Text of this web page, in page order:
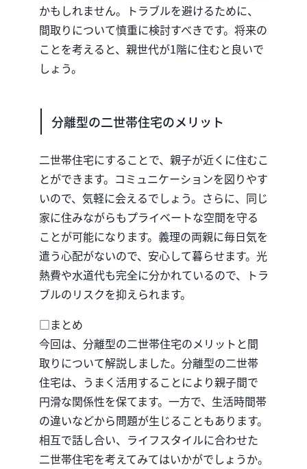
かもしれません。トラブルを避けるために、
間取りについて慎重に検討すべきです。将来の
ことを考えると、親世代が1階に住むと良いで
しょう。
分離型の二世帯住宅のメリット
二世帯住宅にすることで、親子が近くに住むこ
とができます。コミュニケーションを図りやす
いので、気軽に会えるでしょう。さらに、同じ
家に住みながらもプライベートな空間を守る
ことが可能になります。義理の両親に毎日気を
遣う心配がないので、安心して暮らせます。光
熱費や水道代も完全に分かれているので、トラ
ブルのリスクを抑えられます。
□まとめ
今回は、分離型の二世帯住宅のメリットと間
取りについて解説しました。分離型の二世帯
住宅は、うまく活用することにより親子間で
円滑な関係性を保てます。一方で、生活時間帯
の違いなどから問題が生じることもあります。
相互で話し合い、ライフスタイルに合わせた
二世帯住宅を考えてみてはいかがでしょうか。